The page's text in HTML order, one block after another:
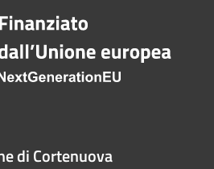
di Cortenuova